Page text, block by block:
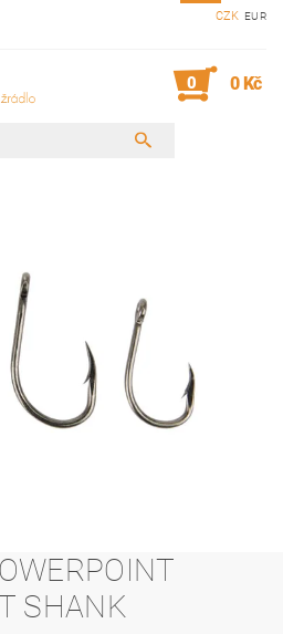
CZK EUR
0 0 Kč
SHANK